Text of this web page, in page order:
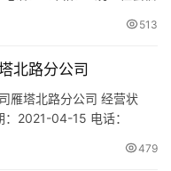
营范围：一般项目：信息咨
513
北路分公司
雁塔北路分公司 经营状
2021-04-15 电话：
省西安市碑林区雁塔路北
479